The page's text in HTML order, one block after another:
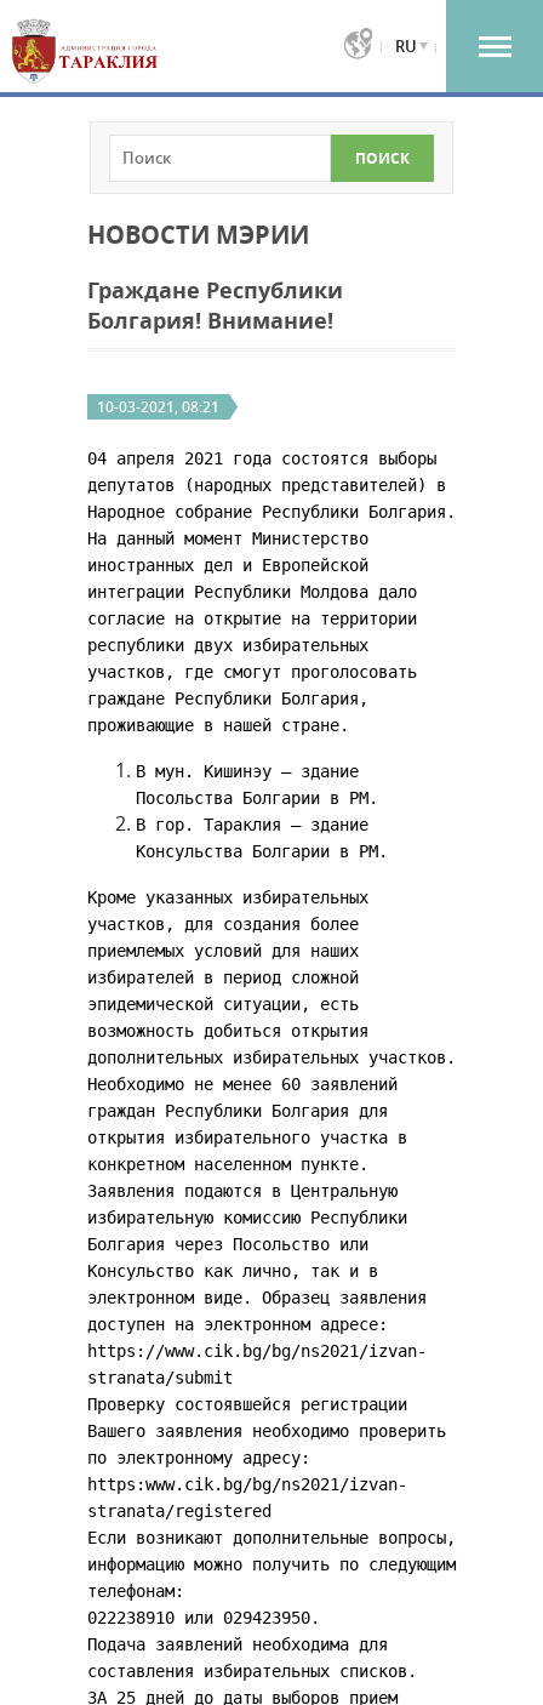
RU
НОВОСТИ МЭРИИ
Граждане Республики
Болгария! Внимание!
10-03-2021, 08:21
04 апреля 2021 года состоятся выборы
депутатов (народных представителей) в
Народное собрание Республики Болгария.
На данный момент Министерство
иностранных дел и Европейской
интеграции Республики Молдова дало
согласие на открытие на территории
республики двух избирательных
участков, где смогут проголосовать
граждане Республики Болгария,
проживающие в нашей стране.
В мун. Кишинэу – здание
Посольства Болгарии в РМ.
В гор. Тараклия – здание
Консульства Болгарии в РМ.
Кроме указанных избирательных
участков, для создания более
приемлемых условий для наших
избирателей в период сложной
эпидемической ситуации, есть
возможность добиться открытия
дополнительных избирательных участков.
Необходимо не менее 60 заявлений
граждан Республики Болгария для
открытия избирательного участка в
конкретном населенном пункте.
Заявления подаются в Центральную
избирательную комиссию Республики
Болгария через Посольство или
Консульство как лично, так и в
электронном виде. Образец заявления
доступен на электронном адресе:
https://www.cik.bg/bg/ns2021/izvan-
stranata/submit
Проверку состоявшейся регистрации
Вашего заявления необходимо проверить
по электронному адресу:
https:www.cik.bg/bg/ns2021/izvan-
stranata/registered
Если возникают дополнительные вопросы,
информацию можно получить по следующим
телефонам:
022238910 или 029423950.
Подача заявлений необходима для
составления избирательных списков.
ЗА 25 дней до даты выборов прием